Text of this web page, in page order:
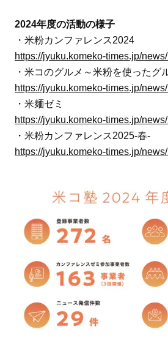
2024年度の活動の様子
・米粉カンファレンス2024
https://jyuku.komeko-times.jp/
・米コのグルメ～米粉を使ったグ
https://jyuku.komeko-times.jp/
・米麺ゼミ
https://jyuku.komeko-times.jp/
・米粉カンファレンス2025-春-
https://jyuku.komeko-times.jp/